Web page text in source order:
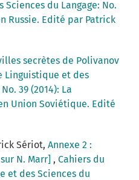
du Langage: No.
Russie. Edité par Patrick
secrètes de Polivanov
Linguistique et des
39 (2014): La
Union Soviétique. Edité
Sériot, Annexe 2 :
N. Marr] , Cahiers du
et des Sciences du